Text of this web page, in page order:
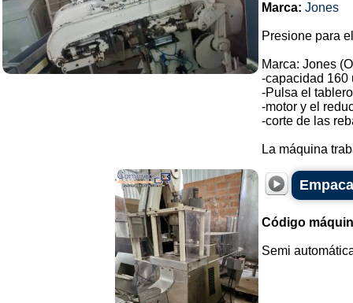
Marca: Jones
Presione para
Marca: Jones
-capacidad 160
-Pulsa el
-motor y el
-corte de las
La máquina
Código
Semi